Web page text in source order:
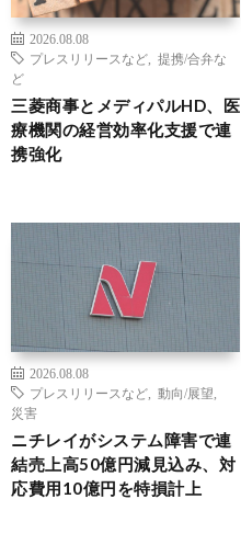
2026.08.08
プレスリリースなど
提携/合弁な
ど
三菱商事とメディパルHD、医
療機関の経営効率化支援で連
携強化
2026.08.08
プレスリリースなど
動向/展望
災害
ニチレイがシステム障害で連
結売上高50億円減見込み、対
応費用10億円を特損計上